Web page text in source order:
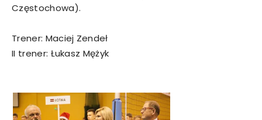
Częstochowa).
Trener: Maciej Zendeł
II trener: Łukasz Mężyk